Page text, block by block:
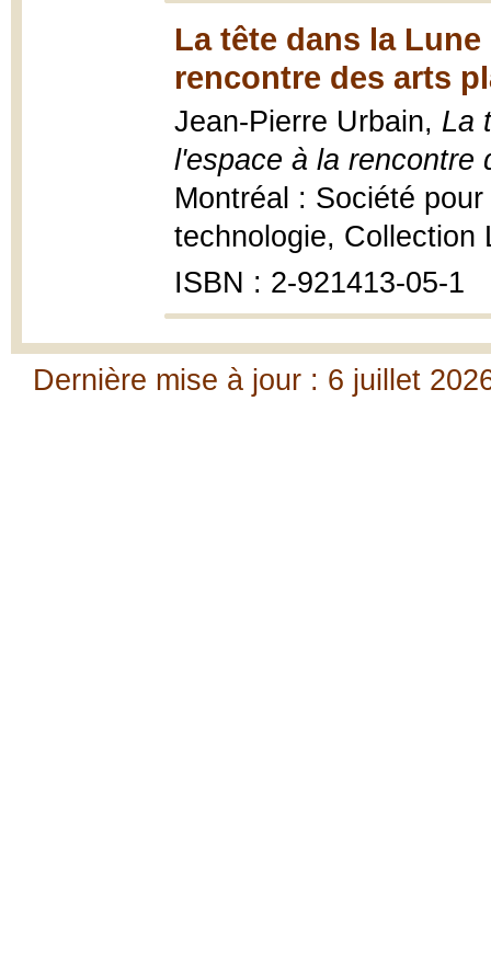
La tête dans la
rencontre des arts
Jean-Pierre Urbain, La
l'espace à la rencontre
Montréal : Société
technologie, Collection
ISBN : 2-921413-05-1
Dernière mise à jour : 6 juillet